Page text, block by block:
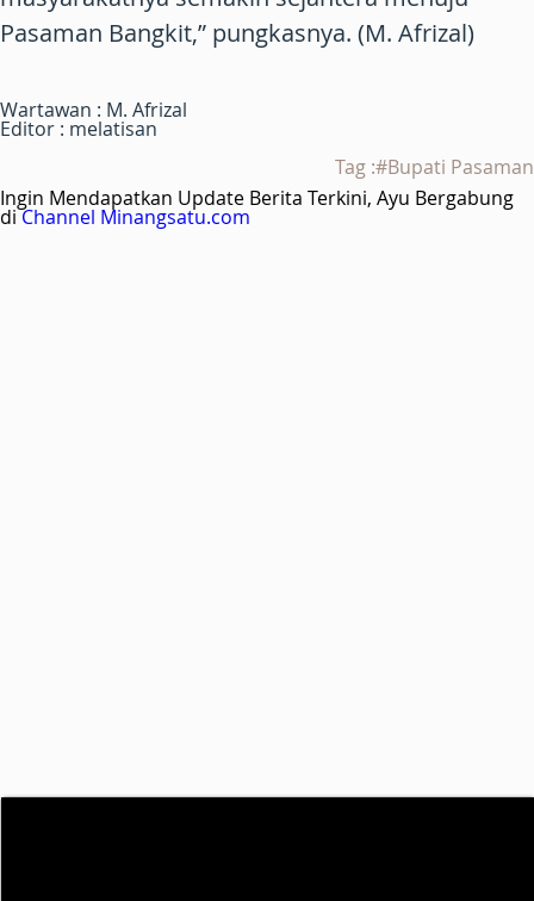
Pasaman Bangkit,” pungkasnya. (M. Afrizal)
Wartawan : M. Afrizal
Editor : melatisan
Tag :#Bupati Pasaman
Ingin Mendapatkan Update Berita Terkini, Ayu Bergabung
diChannel Minangsatu.com